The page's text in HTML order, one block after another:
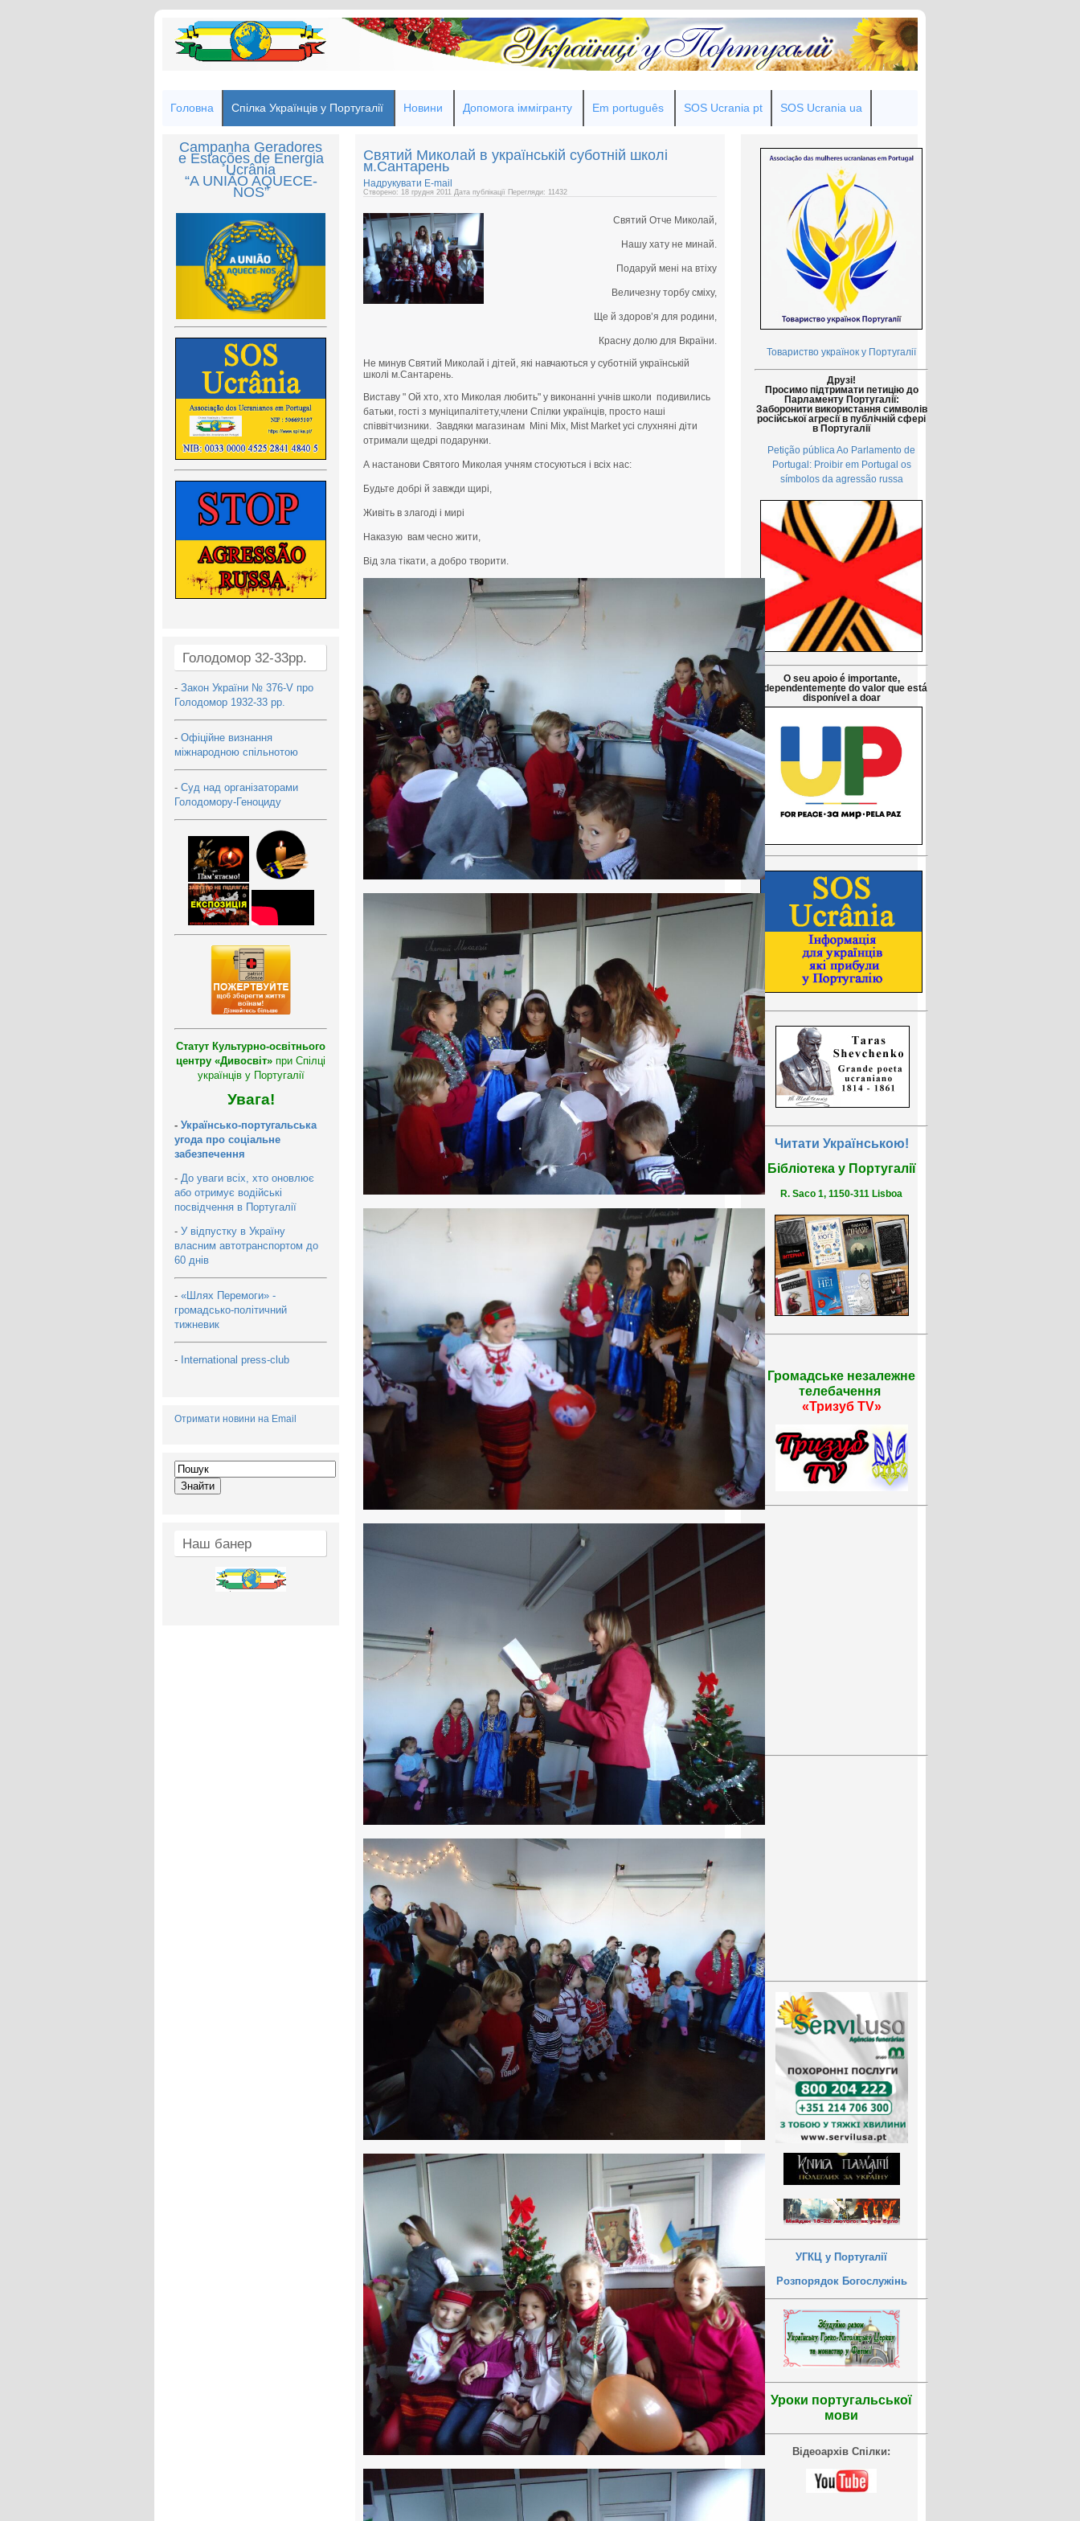
Головна Спілка Українців у Португалії Новини Допомога іммігранту Em português SOS Ucrania pt SOS Ucrania ua
Campanha Geradores
e Estações de Energia
Ucrânia
“A UNIÃO AQUECE-
NOS”
Голодомор 32-33рр.
- Закон України № 376-V про
Голодомор 1932-33 рр.
- Офіційне визнання
міжнародною спільнотою
- Суд над організаторами
Голодомору-Геноциду
Статут Культурно-освітнього
центру «Дивосвіт» при Спілці
українців у Португалії
Увага!
- Українсько-португальська
угода про соціальне
забезпечення
- До уваги всіх, хто оновлює
або отримує водійські
посвідчення в Португалії
- У відпустку в Україну
власним автотранспортом до
60 днів
- «Шлях Перемоги» -
громадсько-політичний
тижневик
- International press-club
Отримати новини на Email
Наш банер
Святий Миколай в українській суботній школі
м.Сантарень
Надрукувати E-mail
Створено: 18 грудня 2011 Дата публікації Перегляди: 11432
Святий Отче Миколай,
Нашу хату не минай.
Подаруй мені на втіху
Величезну торбу сміху,
Ще й здоров’я для родини,
Красну долю для Вкраїни.
Не минув Святий Миколай і дітей, які навчаються у суботній українській
школі м.Сантарень.
Виставу " Ой хто, хто Миколая любить" у виконанні учнів школи подивились
батьки, гості з муніципалітету,члени Спілки українців, просто наші
співвітчизники. Завдяки магазинам Mini Mix, Mist Market усі слухняні діти
отримали щедрі подарунки.
А настанови Святого Миколая учням стосуються і всіх нас:
Будьте добрі й завжди щирі,
Живіть в злагоді і мирі
Наказую вам чесно жити,
Від зла тікати, а добро творити.
Товариство українок у Португалії
Друзі!
Просимо підтримати петицію до
Парламенту Португалії:
Заборонити використання символів
російської агресії в публічній сфері
в Португалії
Petição pública Ao Parlamento de
Portugal: Proibir em Portugal os
símbolos da agressão russa
O seu apoio é importante,
independentemente do valor que está
disponível a doar
Читати Українською!
Бібліотека у Португалії
R. Saco 1, 1150-311 Lisboa
Громадське незалежне
телебачення
«Тризуб TV»
УГКЦ у Португалії
Розпорядок Богослужінь
Уроки португальської
мови
Відеоархів Спілки: